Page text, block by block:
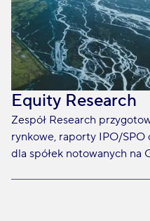
Equity Research
Zespół Research
rynkowe, raporty IPO/SPO
dla spółek notowanych na